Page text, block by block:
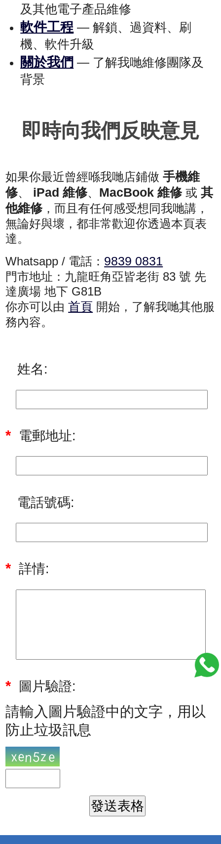
及其他電子產品維修
軟件工程 — 解鎖、過資料、刷
機、軟件升級
關於我們 — 了解我哋維修團隊及
背景
即時向我們反映意見
如果你最近曾經喺我哋店鋪做手機維
修、 iPad 維修、 MacBook 維修或其
他維修，而且有任何感受想同我哋講，
無論好與壞，都非常歡迎你透過本頁表
達。
Whatsapp / 電話： 9839 0831
門市地址：九龍旺角亞皆老街 83 號 先
達廣場 地下 G81B
你亦可以由首頁 開始，了解我哋其他服
務內容。
姓名:
* 電郵地址:
電話號碼:
* 詳情:
* 圖片驗證:
請輸入圖片驗證中的文字，用以
防止垃圾訊息